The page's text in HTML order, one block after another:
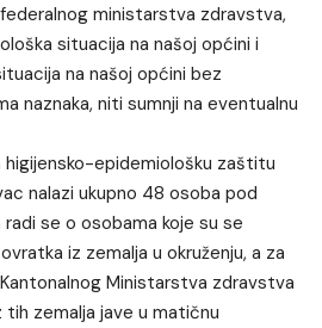
ministarstva zdravstva,
situacija na našoj općini i
na našoj općini bez
naznaka, niti sumnji na eventualnu
higijensko-epidemiološku zaštitu
nalazi ukupno 48 osoba pod
se o osobama koje su se
iz zemalja u okruženju, a za
Ministarstva zdravstva
zemalja jave u matičnu